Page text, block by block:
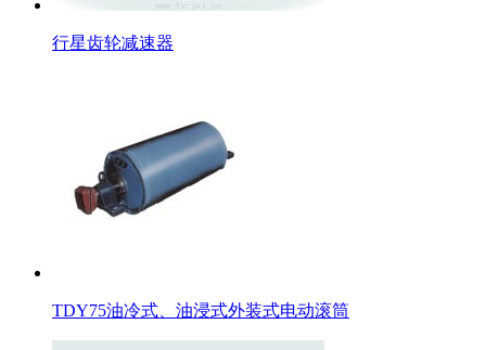
行星齿轮减速器
TDY75油冷式、油浸式外装式电动滚筒